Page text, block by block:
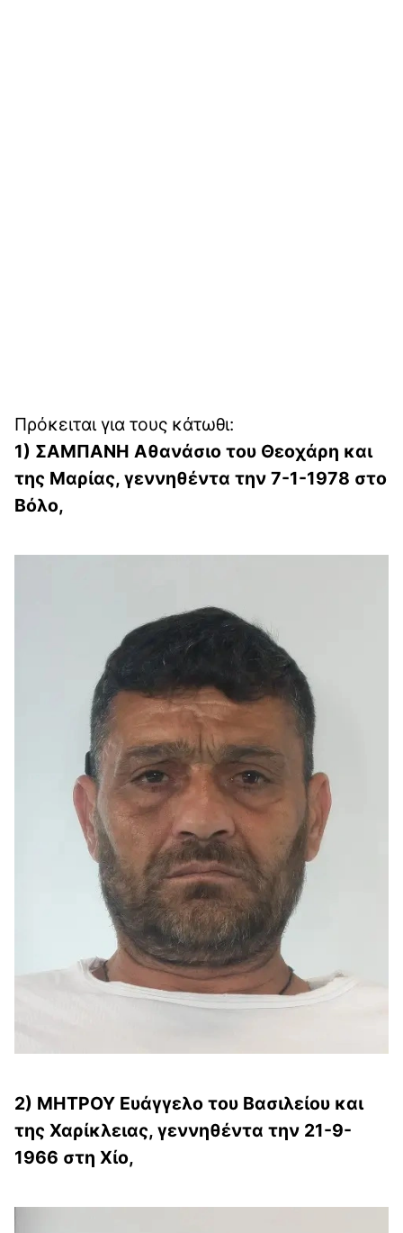
Πρόκειται για τους κάτωθι:
1) ΣΑΜΠΑΝΗ Αθανάσιο του Θεοχάρη και
της Μαρίας, γεννηθέντα την 7-1-1978 στο
Βόλο,
2) ΜΗΤΡΟΥ Ευάγγελο του Βασιλείου και
της Χαρίκλειας, γεννηθέντα την 21-9-
1966 στη Χίο,